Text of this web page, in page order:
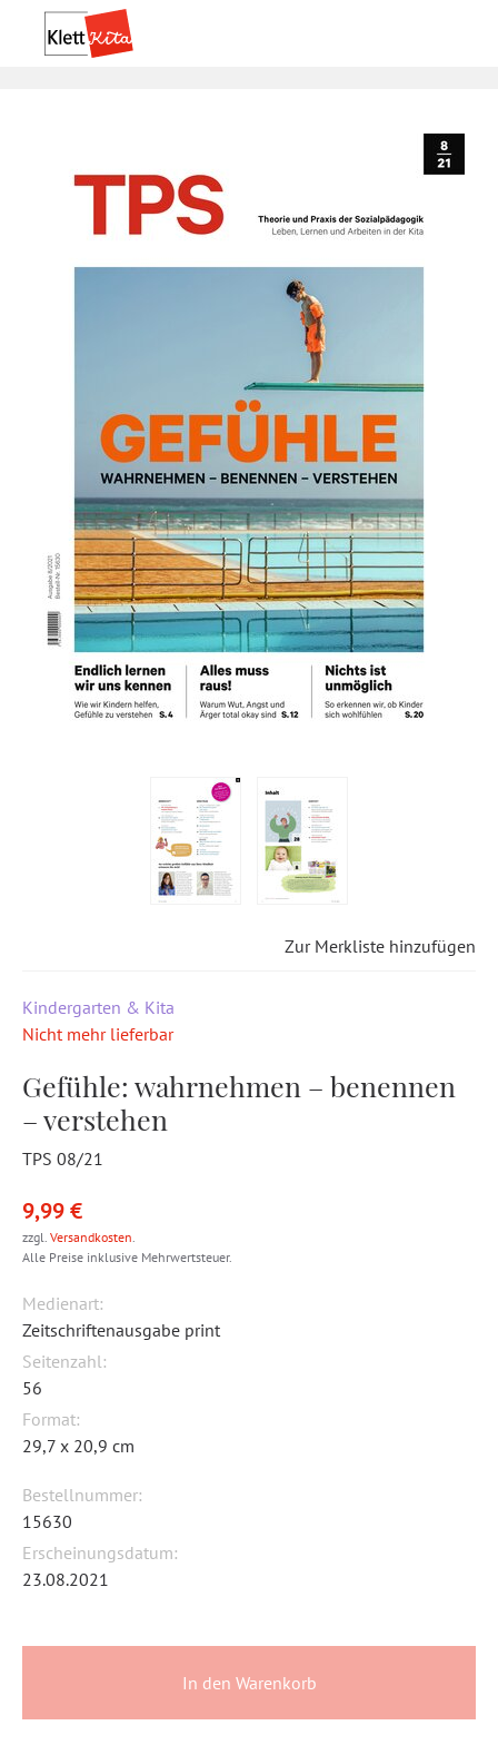
Zur Merkliste hinzufügen
Kindergarten & Kita
Nicht mehr lieferbar
Gefühle: wahrnehmen – benennen
– verstehen
TPS 08/21
9,99 €
zzgl. Versandkosten.
Alle Preise inklusive Mehrwertsteuer.
Medienart:
Zeitschriftenausgabe print
Seitenzahl:
56
Format:
29,7 x 20,9 cm
Bestellnummer:
15630
Erscheinungsdatum:
23.08.2021
In den Warenkorb